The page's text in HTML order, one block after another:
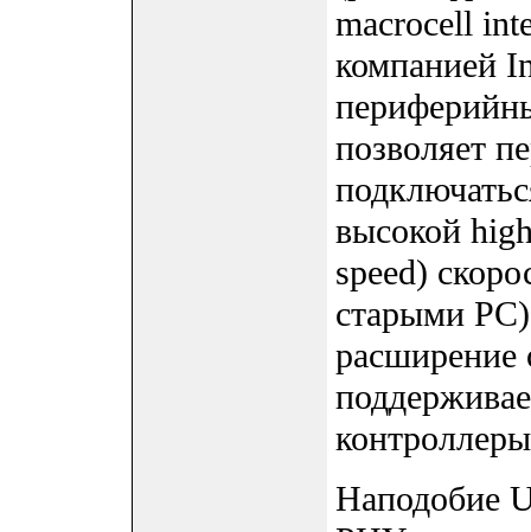
macrocell
компанией
позволяет
высокой
speed)
старыми
расширение
Наподобие